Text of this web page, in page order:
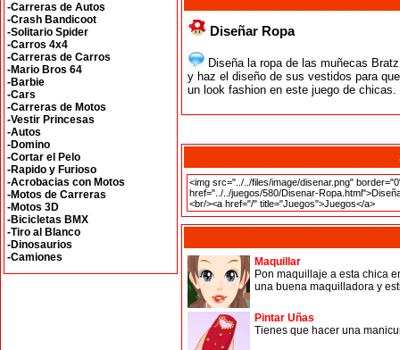
-Carreras de Autos
-Crash Bandicoot
-Solitario Spider
-Carros 4x4
-Carreras de Carros
-Mario Bros 64
-Barbie
-Cars
-Carreras de Motos
-Vestir Princesas
-Autos
-Domino
-Cortar el Pelo
-Rapido y Furioso
-Acrobacias con Motos
-Motos de Carreras
-Motos 3D
-Bicicletas BMX
-Tiro al Blanco
-Dinosaurios
-Camiones
Diseñar Ropa
Diseña la ropa de las muñecas
y haz el diseño de sus vestidos para
un look fashion en este juego de chicas.
Maquillar
Pon maquillaje a esta chica
una buena maquilladora y
Pintar Uñas
Tienes que hacer una